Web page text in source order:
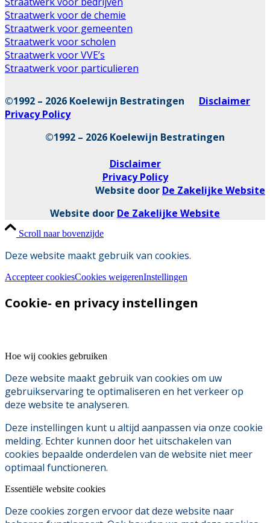
Straatwerk voor de chemie
Straatwerk voor gemeenten
Straatwerk voor scholen
Straatwerk voor VVE’s
Straatwerk voor particulieren
©1992 – 2026 Koelewijn Bestratingen Disclaimer
Privacy Policy
©1992 – 2026 Koelewijn Bestratingen
Disclaimer
Privacy Policy
Website door De Zakelijke Website
Website door De Zakelijke Website
Scroll naar bovenzijde
Deze website maakt gebruik van cookies.
Accepteer cookiesCookies weigerenInstellingen
Cookie- en privacy instellingen
Hoe wij cookies gebruiken
Deze website maakt gebruik van cookies om uw
gebruikservaring te optimaliseren en het verkeer op
deze website te analyseren.
Deze instellingen kunt u altijd aanpassen via onze cookie
melding. Echter kunnen door het uitschakelen van
cookies bepaalde onderdelen van de website niet meer
optimaal functioneren.
Essentiële website cookies
Deze cookies zorgen ervoor dat deze website naar